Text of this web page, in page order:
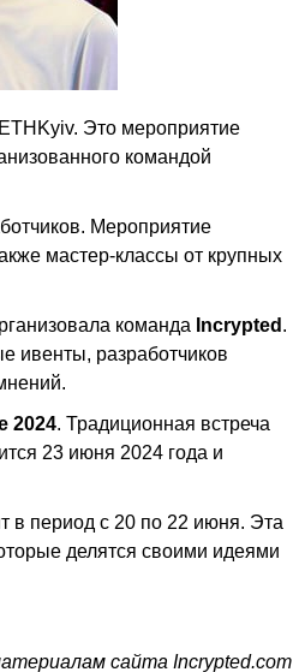
Это мероприятие
командой
Мероприятие
мастер-классы от крупных
команда Incrypted .
ивенты, разработчиков
2024. Традиционная встреча
23 июня 2024 года и
в период с 20 по 22 июня. Эта
делятся своими идеями
сайта Incrypted.com